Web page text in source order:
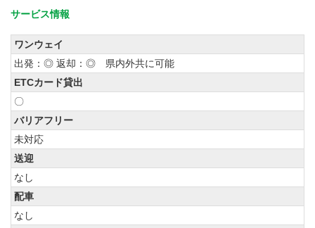
サービス情報
ワンウェイ
出発：◎ 返却：◎ 県内外共に可能
ETCカード貸出
〇
バリアフリー
未対応
送迎
なし
配車
なし